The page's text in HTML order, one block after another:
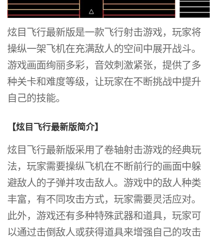
炫目飞行最新版是一款飞行射击游戏，玩家将
操纵一架飞机在充满敌人的空间中展开战斗。
游戏画面绚丽多彩，音效刺激紧张，提供了多
种关卡和难度等级，让玩家在不断挑战中提升
自己的技能。
【炫目飞行最新版简介】
炫目飞行最新版采用了卷轴射击游戏的经典玩
法，玩家需要操纵飞机在不断前行的画面中躲
避敌人的子弹并攻击敌人。游戏中的敌人种类
丰富，有不同攻击方式，玩家需要灵活应对。
此外，游戏还有多种特殊武器和道具，玩家可
以通过击倒敌人或获得道具来增强自己的攻击